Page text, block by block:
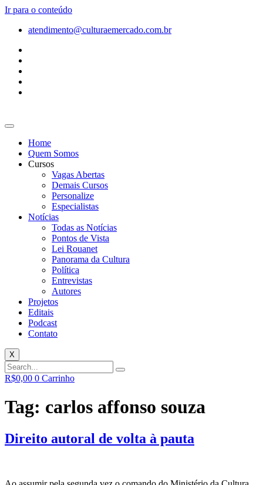
Ir para o conteúdo
atendimento@culturaemercado.com.br
Home
Quem Somos
Cursos
Vagas Abertas
Demais Cursos
Personalize
Especialistas
Notícias
Todas as Notícias
Pontos de Vista
Lei Rouanet
Panorama da Cultura
Política
Entrevistas
Autores
Projetos
Editais
Podcast
Contato
X
R$0,00 0 Carrinho
Tag: carlos affonso souza
Direito autoral de volta à pauta